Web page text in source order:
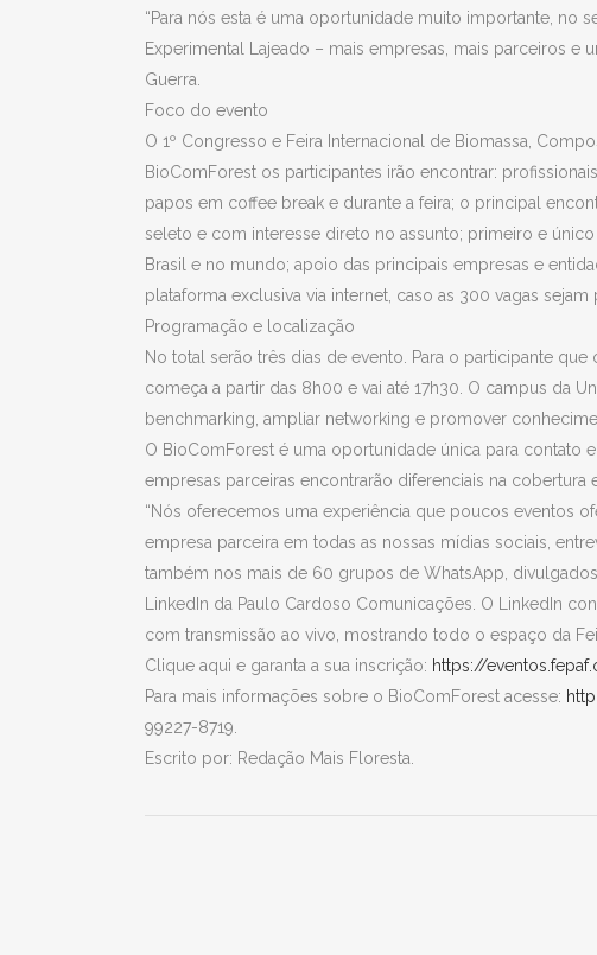
“Para nós esta é uma oportunidade muito importante, no
Experimental Lajeado – mais empresas, mais parceiros e
Guerra.
Foco do evento
O 1º Congresso e Feira Internacional de Biomassa,
BioComForest os participantes irão encontrar:
papos em coffee break e durante a feira; o principal
seleto e com interesse direto no assunto; primeiro e
Brasil e no mundo; apoio das principais empresas e
plataforma exclusiva via internet, caso as 300 vagas
Programação e localização
No total serão três dias de evento. Para o participante
começa a partir das 8h00 e vai até 17h30. O campus da
benchmarking, ampliar networking e promover
O BioComForest é uma oportunidade única para contato
empresas parceiras encontrarão diferenciais na cobertura
“Nós oferecemos uma experiência que poucos eventos
empresa parceira em todas as nossas mídias sociais,
também nos mais de 60 grupos de WhatsApp,
LinkedIn da Paulo Cardoso Comunicações. O LinkedIn
com transmissão ao vivo, mostrando todo o espaço da
Clique aqui e garanta a sua inscrição: https://
Para mais informações sobre o BioComForest acesse:
99227-8719.
Escrito por: Redação Mais Floresta.